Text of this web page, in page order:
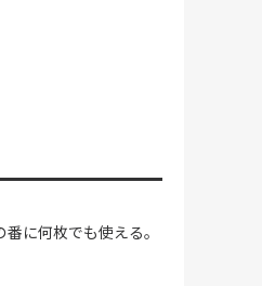
に何枚でも使える。